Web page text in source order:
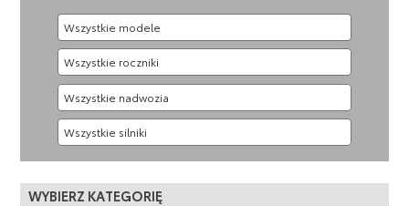
WYBIERZ KATEGORIĘ